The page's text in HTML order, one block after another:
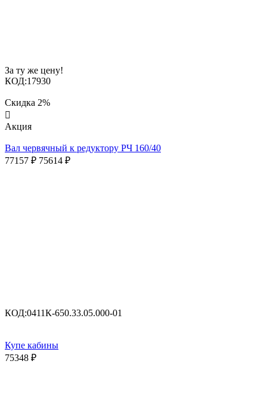
За ту же цену!
КОД:17930
Скидка 2%

Aкция
Вал червячный к редуктору РЧ 160/40
77157 ₽ 75614 ₽
КОД:0411К-650.33.05.000-01
Купе кабины
75348 ₽